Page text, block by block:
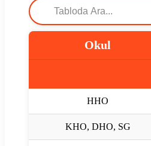
Okul
HHO
KHO, DHO, SG